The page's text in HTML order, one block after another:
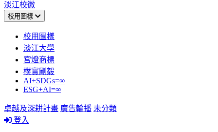
淡江校徽
校用圖樣
校用圖樣
淡江大學
宮燈商標
樸實剛毅
AI+SDGs=∞
ESG+AI=∞
卓越及深耕計畫 廣告輪播 未分類
登入